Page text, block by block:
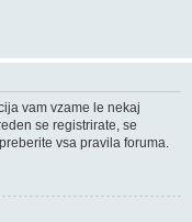
vam vzame le nekaj
se registrirate, se
vsa pravila foruma.